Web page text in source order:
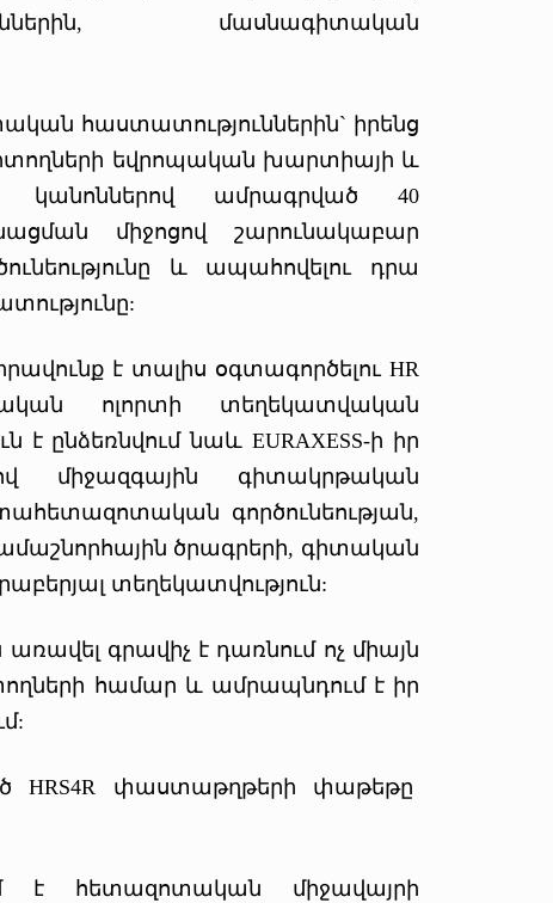
մասնագիտական
հաստատություններին` իրենց
եվրոպական խարտիայի և
կանոններով ամրագրված 40
միջոցով շարունակաբար
և ապահովելու դրա
է տալիս օգտագործելու HR
ոլորտի տեղեկատվական
է ընձեռնվում նաև EURAXESS-ի իր
միջազգային գիտակրթական
գործունեության,
ծրագրերի, գիտական
տեղեկատվություն:
գրավիչ է դառնում ոչ միայն
համար և ամրապնդում է իր
HRS4R փաստաթղթերի փաթեթը
է հետազոտական միջավայրի